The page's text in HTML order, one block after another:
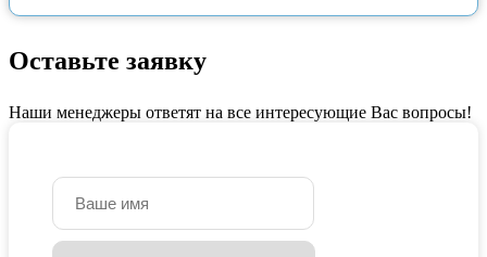
Оставьте заявку
Наши менеджеры ответят на все интересующие Вас вопросы!